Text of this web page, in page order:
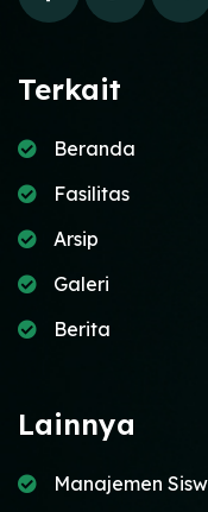
Terkait
Beranda
Fasilitas
Arsip
Galeri
Berita
Lainnya
Manajemen